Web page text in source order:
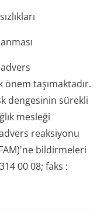
önem taşımaktadır.
dengesinin sürekli
mesleği
reaksiyonu
bildirmeleri
00 08; faks :